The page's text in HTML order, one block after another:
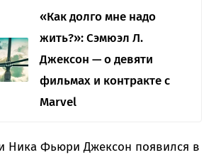
«Как долго мне надо
жить?»: Сэмюэл Л.
Джексон — о девяти
фильмах и контракте с
Marvel
Ника Фьюри Джексон появился в